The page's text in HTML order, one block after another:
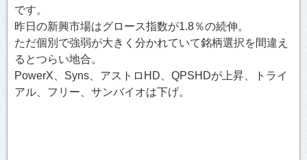
です。
昨日の新興市場はグロース指数が1.8％の続伸。
ただ個別で強弱が大きく分かれていて銘柄選択を間違え
るとつらい地合。
PowerX、Syns、アストロHD、QPSHDが上昇、トライ
アル、フリー、サンバイオは下げ。